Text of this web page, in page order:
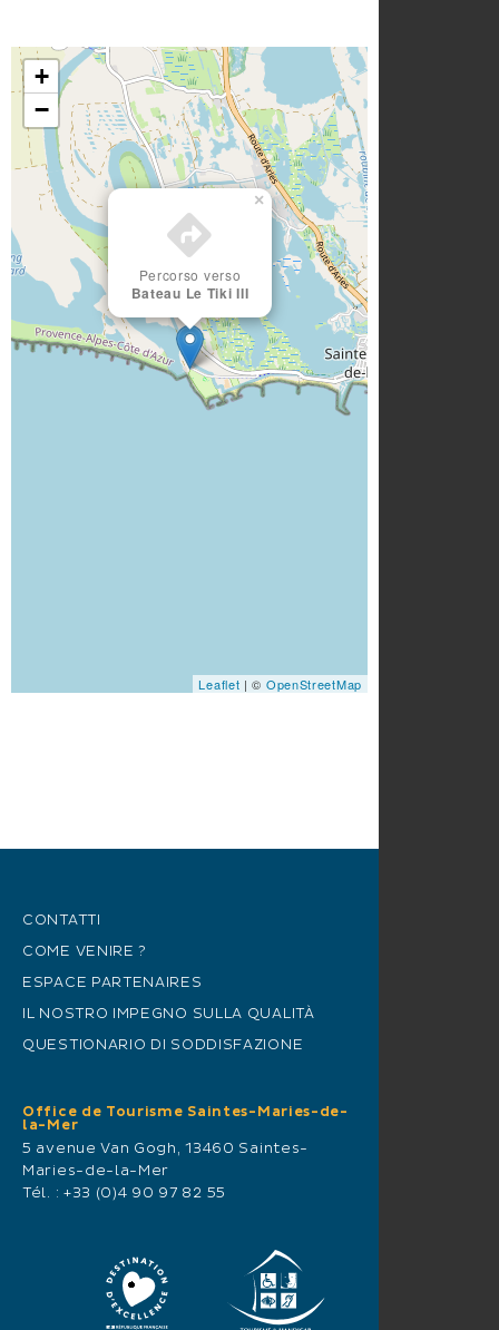
Percorso verso
Bateau Le Tiki III
×
+
−
Leaflet | © OpenStreetMap
CONTATTI
COME VENIRE ?
ESPACE PARTENAIRES
IL NOSTRO IMPEGNO SULLA QUALITÀ
QUESTIONARIO DI SODDISFAZIONE
Office de Tourisme Saintes-Maries-de-
la-Mer
5 avenue Van Gogh, 13460 Saintes-
Maries-de-la-Mer
Tél. : +33 (0)4 90 97 82 55